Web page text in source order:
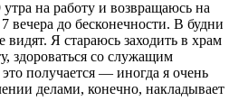
на работу и возвращаюсь на
вечера до бесконечности. В будни
видят. Я стараюсь заходить в храм
здороваться со служащим
получается — иногда я очень
делами, конечно, накладывает